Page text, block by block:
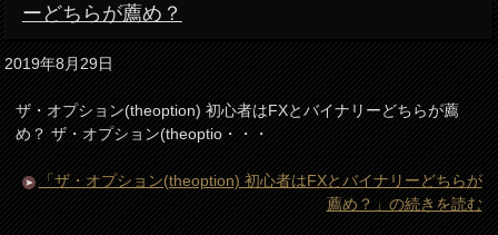
ーどちらが薦め？
2019年8月29日
ザ・オプション(theoption) 初心者はFXとバイナリーどちらが薦
め？ ザ・オプション(theoptio・・・
「ザ・オプション(theoption) 初心者はFXとバイナリーどちらが
薦め？」の続きを読む